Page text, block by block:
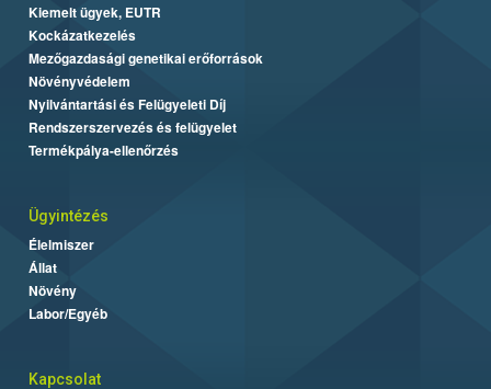
Kiemelt ügyek, EUTR
Kockázatkezelés
Mezőgazdasági genetikai erőforrások
Növényvédelem
Nyilvántartási és Felügyeleti Díj
Rendszerszervezés és felügyelet
Termékpálya-ellenőrzés
Ügyintézés
Élelmiszer
Állat
Növény
Labor/Egyéb
Kapcsolat